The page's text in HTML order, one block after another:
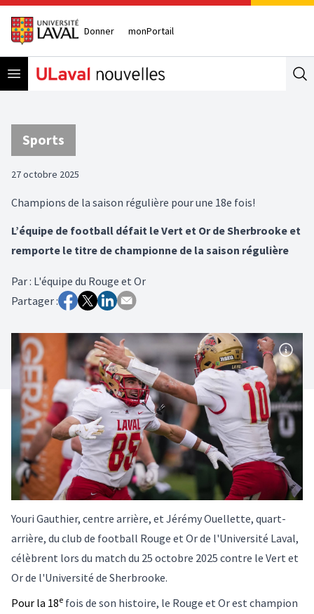
Donner monPortail
Open menu
Sports
27 octobre 2025
Champions de la saison régulière pour une 18e fois!
L’équipe de football défait le Vert et Or de Sherbrooke et
remporte le titre de championne de la saison régulière
Par: L'équipe du Rouge et Or
Partager :
Youri Gauthier, centre arrière, et Jérémy Ouellette, quart-
arrière, du club de football Rouge et Or de l'Université Laval,
célèbrent lors du match du 25 octobre 2025 contre le Vert et
Or de l'Université de Sherbrooke.
Pour la 18e fois de son histoire, le Rouge et Or est champion